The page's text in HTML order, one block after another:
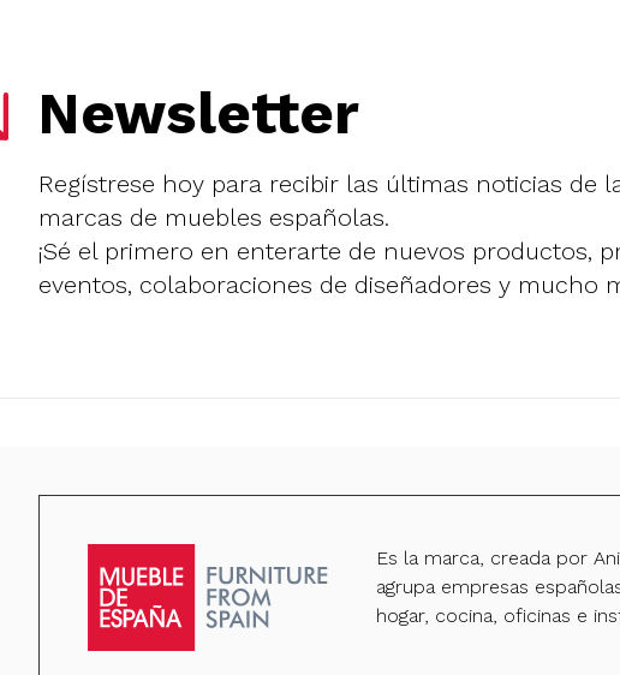
Newsletter
Regístrese hoy para recibir las últimas noticias de
marcas de muebles españolas.
¡Sé el primero en enterarte de nuevos productos,
eventos, colaboraciones de diseñadores y mucho
Es la marca, creada por
agrupa empresas
hogar, cocina, oficinas e